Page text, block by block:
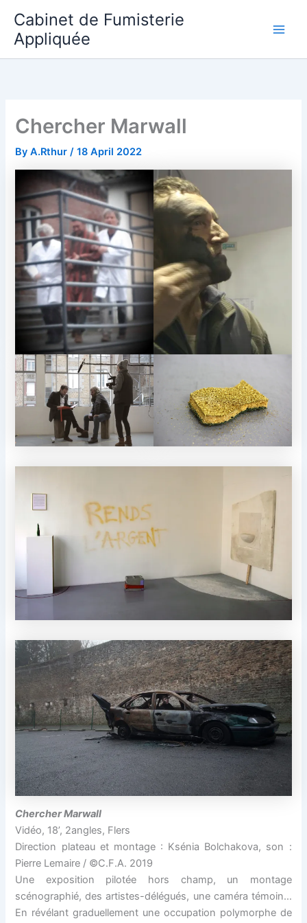
content
Cabinet de Fumisterie
Appliquée
Chercher Marwall
ByA.Rthur/18 April 2022
Chercher Marwall
Vidéo, 18’, 2angles, Flers
Direction plateau et montage : Ksénia Bolchakova, son :
Pierre Lemaire / ©C.F.A. 2019
Une exposition pilotée hors champ, un montage
scénographié, des artistes-délégués, une caméra témoin…
En révélant graduellement une occupation polymorphe de